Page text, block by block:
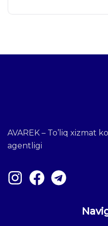
AVAREK – To’liq xizmat
agentligi